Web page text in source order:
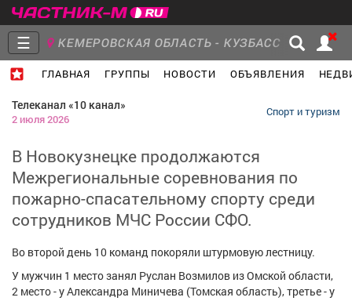
☰ КЕМЕРОВСКАЯ ОБЛАСТЬ - КУЗБАСС
ГЛАВНАЯ ГРУППЫ НОВОСТИ ОБЪЯВЛЕНИЯ
Объявления Недвижимость Услуги
Работа Транспорт Компании
Телеканал «10 канал»
2 июля 2026
Спорт и туризм
В Новокузнецке продолжаются
Межрегиональные соревнования по
пожарно-спасательному спорту среди
сотрудников МЧС России СФО.
Во второй день 10 команд покоряли штурмовую лестницу.
У мужчин 1 место занял Руслан Возмилов из Омской области,
2 место - у Александра Миничева (Томская область), третье - у